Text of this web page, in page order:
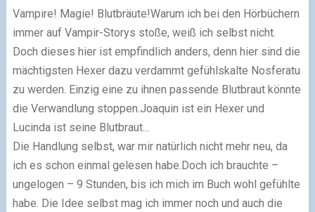
Vampire! Magie! Blutbräute!Warum ich bei den Hörbüchern
immer auf Vampir-Storys stoße, weiß ich selbst nicht.
Doch dieses hier ist empfindlich anders, denn hier sind die
mächtigsten Hexer dazu verdammt gefühlskalte Nosferatu
zu werden. Einzig eine zu ihnen passende Blutbraut könnte
die Verwandlung stoppen.Joaquin ist ein Hexer und
Lucinda ist seine Blutbraut...
Die Handlung selbst, war mir natürlich nicht mehr neu, da
ich es schon einmal gelesen habe.Doch ich brauchte –
ungelogen – 9 Stunden, bis ich mich im Buch wohl gefühlte
habe. Die Idee selbst mag ich immer noch und auch die